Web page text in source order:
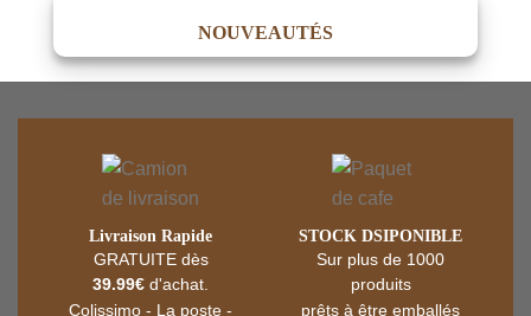
6.99 €.6.50 €.
NOUVEAUTÉS
Livraison Rapide
GRATUITE dès
39.99€ d'achat.
Colissimo - La poste -
STOCK DSIPONIBLE
Sur plus de 1000
produits
prêts à être emballés